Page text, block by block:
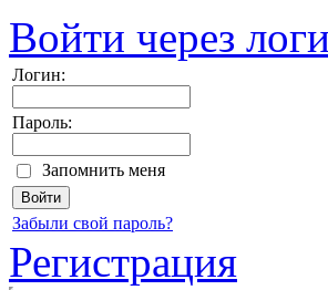
Войти через
Логин:
Пароль:
Запомнить меня
Забыли свой пароль?
Регистрация